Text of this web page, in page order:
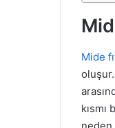
Mide
neden